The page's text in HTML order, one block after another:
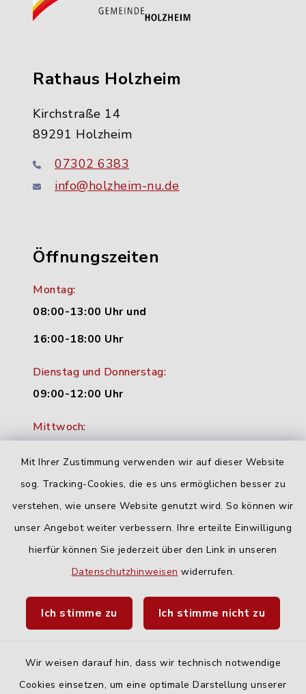
Mit Ihrer Zustimmung verwenden wir auf dieser Website
sog. Tracking-Cookies, die es uns ermöglichen besser zu
verstehen, wie unsere Website genutzt wird. So können wir
unser Angebot weiter verbessern. Ihre erteilte Einwilligung
hierfür können Sie jederzeit über den Link in unseren
Datenschutzhinweisen widerrufen.
Ich stimme zu Ich stimme nicht zu
Wir weisen darauf hin, dass wir technisch notwendige
Cookies einsetzen, um eine optimale Darstellung unserer
Rathaus Holzheim
Kirchstraße 14
89291 Holzheim
07302 6383
info@holzheim-nu.de
Öffnungszeiten
Montag:
08:00-13:00 Uhr und
16:00-18:00 Uhr
Dienstag und Donnerstag:
09:00-12:00 Uhr
Mittwoch:
Freitag:
geschlossen
Quicklinks
Fahrplanauskunft DING